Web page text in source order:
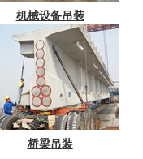
机械设备吊装
桥梁吊装